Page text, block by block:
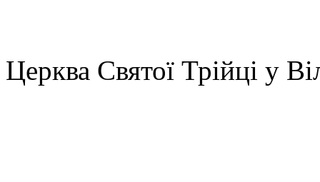
Церква Святої Трійці у